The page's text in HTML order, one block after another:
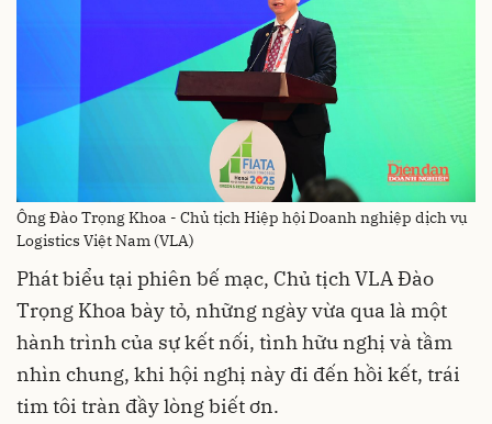
Ông Đào Trọng Khoa - Chủ tịch Hiệp hội Doanh nghiệp dịch vụ
Logistics Việt Nam (VLA)
Phát biểu tại phiên bế mạc, Chủ tịch VLA Đào
Trọng Khoa bày tỏ, những ngày vừa qua là một
hành trình của sự kết nối, tình hữu nghị và tầm
nhìn chung, khi hội nghị này đi đến hồi kết, trái
tim tôi tràn đầy lòng biết ơn.